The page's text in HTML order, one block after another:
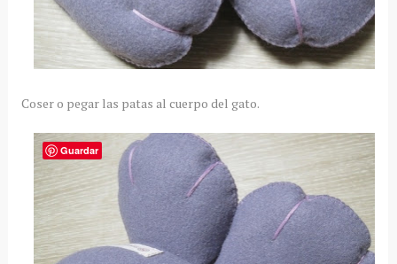
Coser o pegar las patas al cuerpo del gato.
Guardar